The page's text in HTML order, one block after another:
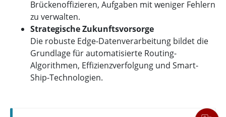
Brückenoffizieren, Aufgaben mit weniger Fehlern
zu verwalten.
Strategische Zukunftsvorsorge
Die robuste Edge-Datenverarbeitung bildet die
Grundlage für automatisierte Routing-
Algorithmen, Effizienzverfolgung und Smart-
Ship-Technologien.